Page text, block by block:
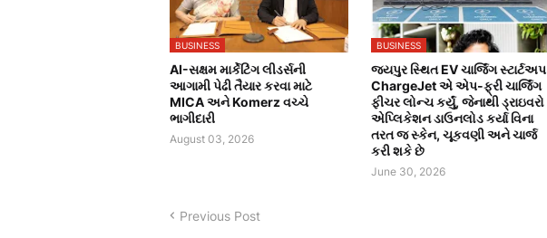
BUSINESS
AI-સક્ષમ માર્કેટિંગ લીડર્સની
આગામી પેઢી તૈયાર કરવા માટે
MICA અને Komerz વચ્ચે
ભાગીદારી
August 03, 2026
BUSINESS
જયપુર સ્થિત EV ચાર્જિંગ સ્ટાર્ટઅપ
ChargeJet એ એપ-ફ્રી ચાર્જિંગ
ફીચર લોન્ચ કર્યું, જેનાથી ડ્રાઇવરો
એપ્લિકેશન ડાઉનલોડ કર્યા વિના
તરત જ સ્કેન, ચૂકવણી અને ચાર્જ
કરી શકે છે
June 30, 2026
Previous Post